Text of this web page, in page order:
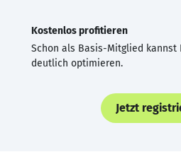
Kostenlos profitieren
Schon als Basis-Mitglied kannst
deutlich optimieren.
Jetzt